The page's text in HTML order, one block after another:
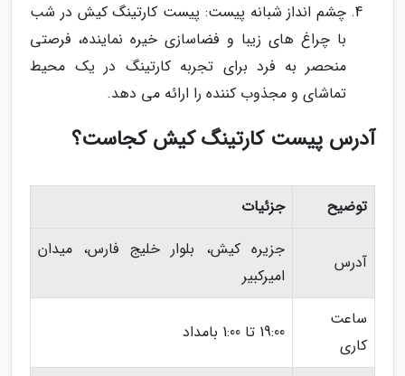
چشم انداز شبانه پیست: پیست کارتینگ کیش در شب
با چراغ های زیبا و فضاسازی خیره نماینده، فرصتی
منحصر به فرد برای تجربه کارتینگ در یک محیط
تماشای و مجذوب کننده را ارائه می دهد.
آدرس پیست کارتینگ کیش کجاست؟
توضیح جزئیات
آدرس
جزیره کیش، بلوار خلیج فارس، میدان
امیرکبیر
ساعت
کاری
19:00 تا 1:00 بامداد